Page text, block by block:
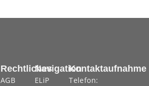
Navigation
ELiP
Rechtliches
AGB
Kontaktaufnahme
Telefon: